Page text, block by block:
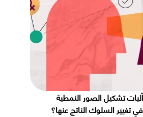
تشكيل الصور النمطية
تغيير السلوك الناتج عنها؟